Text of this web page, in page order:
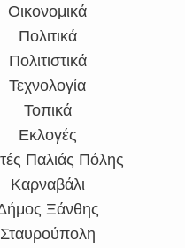
Οικονομικά
Πολιτικά
Πολιτιστικά
Τεχνολογία
Τοπικά
Εκλογές
Παλιάς Πόλης
Καρναβάλι
Ξάνθης
Σταυρούπολη